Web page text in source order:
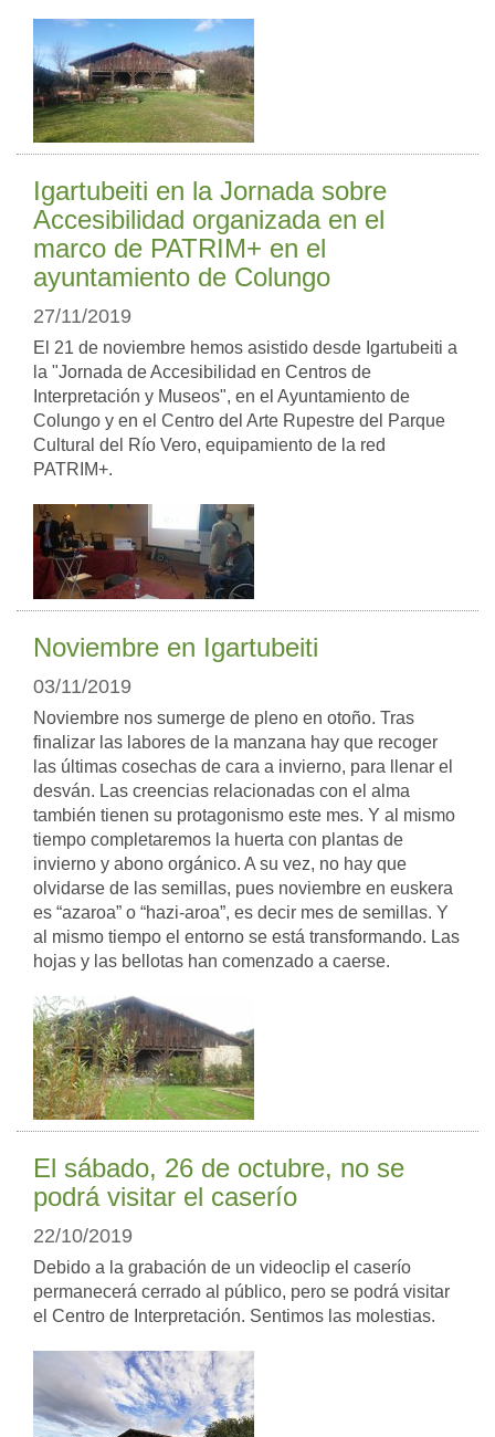
Igartubeiti en la Jornada sobre
Accesibilidad organizada en el
marco de PATRIM+ en el
ayuntamiento de Colungo
27/11/2019
El 21 de noviembre hemos asistido desde Igartubeiti a
la "Jornada de Accesibilidad en Centros de
Interpretación y Museos", en el Ayuntamiento de
Colungo y en el Centro del Arte Rupestre del Parque
Cultural del Río Vero, equipamiento de la red
PATRIM+.
Noviembre en Igartubeiti
03/11/2019
Noviembre nos sumerge de pleno en otoño. Tras
finalizar las labores de la manzana hay que recoger
las últimas cosechas de cara a invierno, para llenar el
desván. Las creencias relacionadas con el alma
también tienen su protagonismo este mes. Y al mismo
tiempo completaremos la huerta con plantas de
invierno y abono orgánico. A su vez, no hay que
olvidarse de las semillas, pues noviembre en euskera
es “azaroa” o “hazi-aroa”, es decir mes de semillas. Y
al mismo tiempo el entorno se está transformando. Las
hojas y las bellotas han comenzado a caerse.
El sábado, 26 de octubre, no se
podrá visitar el caserío
22/10/2019
Debido a la grabación de un videoclip el caserío
permanecerá cerrado al público, pero se podrá visitar
el Centro de Interpretación. Sentimos las molestias.